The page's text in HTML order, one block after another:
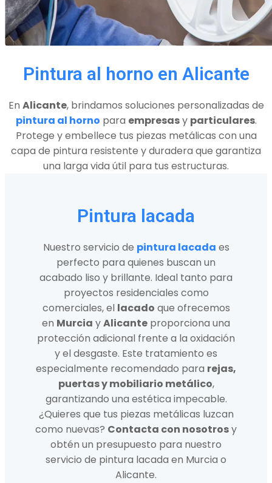
Pintura al horno en Alicante
En Alicante, brindamos soluciones personalizadas de
pintura al horno para empresasy particulares.
Protege y embellece tus piezas metálicas con una
capa de pintura resistente y duradera que garantiza
una larga vida útil para tus estructuras.
Pintura lacada
Nuestro servicio de pintura lacada es
perfecto para quienes buscan un
acabado liso y brillante. Ideal tanto para
proyectos residenciales como
comerciales, el lacado que ofrecemos
en Murcia yAlicante proporciona una
protección adicional frente a la oxidación
y el desgaste. Este tratamiento es
especialmente recomendado para rejas,
puertas y mobiliario metálico,
garantizando una estética impecable.
¿Quieres que tus piezas metálicas luzcan
como nuevas? Contacta con nosotrosy
obtén un presupuesto para nuestro
servicio de pintura lacada en Murcia o
Alicante.